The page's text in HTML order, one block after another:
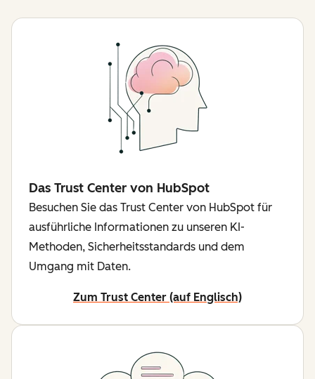
Das Trust Center von HubSpot
Besuchen Sie das Trust Center von HubSpot für
ausführliche Informationen zu unseren KI-
Methoden, Sicherheitsstandards und dem
Umgang mit Daten.
Zum Trust Center (auf Englisch)